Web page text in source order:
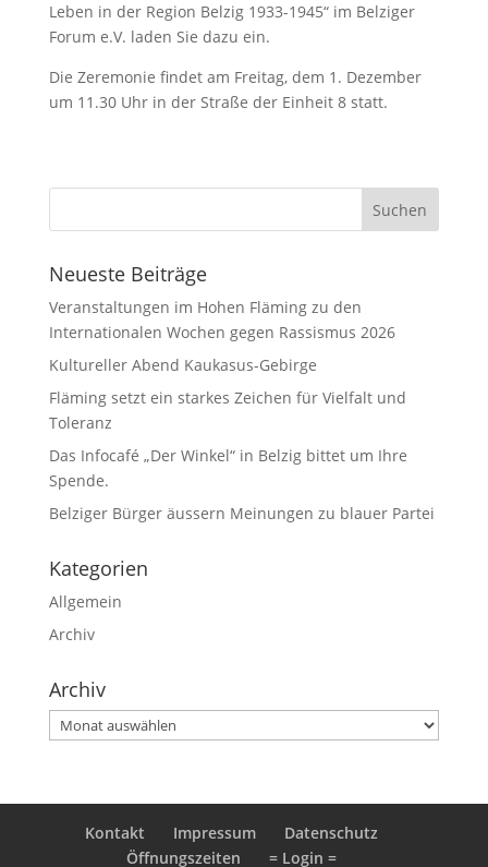
Leben in der Region Belzig 1933-1945“ im Belziger
Forum e.V. laden Sie dazu ein.
Die Zeremonie findet am Freitag, dem 1. Dezember
um 11.30 Uhr in der Straße der Einheit 8 statt.
Neueste Beiträge
Veranstaltungen im Hohen Fläming zu den
Internationalen Wochen gegen Rassismus 2026
Kultureller Abend Kaukasus-Gebirge
Fläming setzt ein starkes Zeichen für Vielfalt und
Toleranz
Das Infocafé „Der Winkel“ in Belzig bittet um Ihre
Spende.
Belziger Bürger äussern Meinungen zu blauer Partei
Kategorien
Allgemein
Archiv
Archiv
Archiv
Kontakt Impressum
Datenschutz
Öffnungszeiten
= Login =